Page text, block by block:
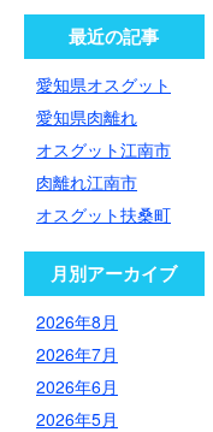
最近の記事
愛知県オスグット
愛知県肉離れ
オスグット江南市
肉離れ江南市
オスグット扶桑町
月別アーカイブ
2026年8月
2026年7月
2026年6月
2026年5月